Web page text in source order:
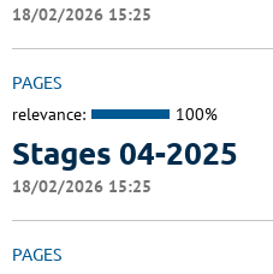
18/02/2026 15:25
PAGES
relevance: 100%
Stages 04-2025
18/02/2026 15:25
PAGES